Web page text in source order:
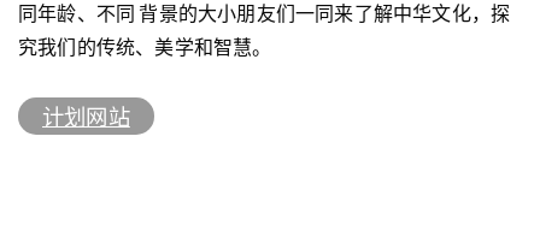
制作及技术
舞台装置及制作指导：郑慧莹
技术顾问及灯光设计：麦国辉
香港全人发展专业培训中心
路德会赛马会雍盛综合服务中心 友里共「明」- 社区邻里
支援计划
旺角街坊会九龙总商会耆英中心
同年龄、不同 背景的大小朋友们一同来了解中华文化，探
究我们的传统、美学和智慧。
计划网站